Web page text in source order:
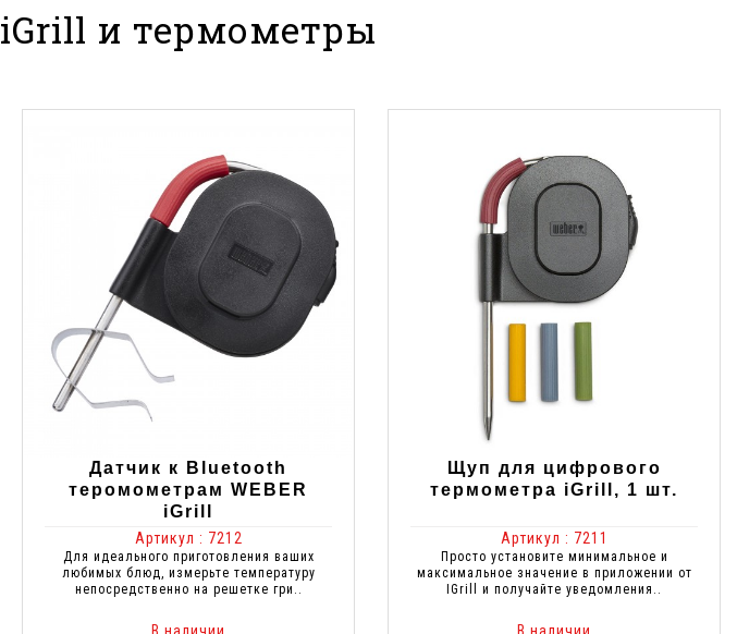
iGrill и термометры
Датчик к Bluetooth
теромометрам WEBER
iGrill
Артикул : 7212
Для идеального приготовления ваших
любимых блюд, измерьте температуру
непосредственно на решетке гри..
Щуп для цифрового
термометра iGrill, 1 шт.
Артикул : 7211
Просто установите минимальное и
максимальное значение в приложении от
IGrill и получайте уведомления..